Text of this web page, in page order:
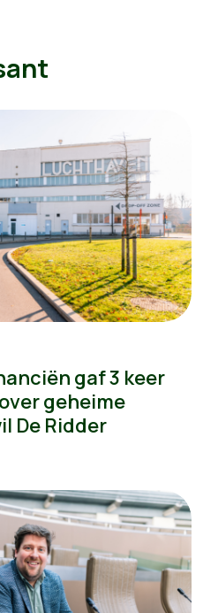
gaf 3 keer
geheime
De Ridder